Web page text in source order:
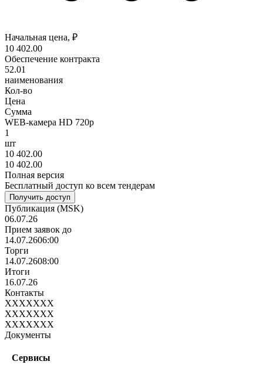
Начальная цена, ₽
10 402.00
Обеспечение контракта
52.01
наименования
Кол-во
Цена
Сумма
WEB-камера HD 720p
1
шт
10 402.00
10 402.00
Полная версия
Бесплатный доступ ко всем тендерам
Получить доступ
Публикация (MSK)
06.07.26
Прием заявок до
14.07.2606:00
Торги
14.07.2608:00
Итоги
16.07.26
Контакты
XXXXXXX
XXXXXXX
XXXXXXX
Документы
Сервисы